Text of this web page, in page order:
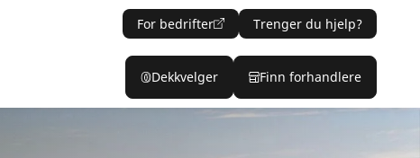
For bedrifter Trenger du hjelp?
Dekkvelger Finn forhandlere